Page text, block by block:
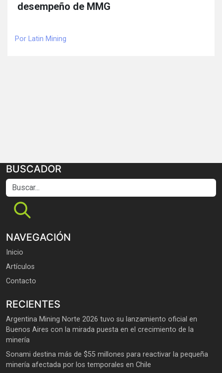
desempeño de MMG
Por Latin Mining
BUSCADOR
Buscar...
NAVEGACIÓN
Inicio
Artículos
Contacto
RECIENTES
Argentina Mining Norte 2026 tuvo su lanzamiento oficial en
Buenos Aires con la mirada puesta en el crecimiento de la
minería
Sonami destina más de $55 millones para reactivar la pequeña
minería afectada por los temporales en Chile